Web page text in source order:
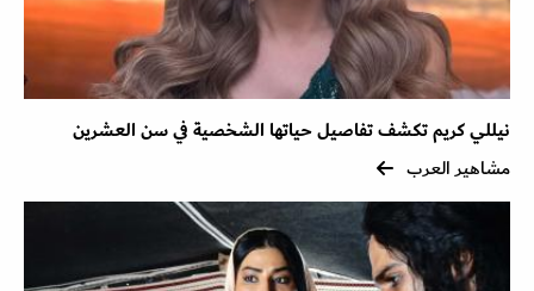
نيللي كريم تكشف تفاصيل حياتها الشخصية في سن العشرين
مشاهير العرب